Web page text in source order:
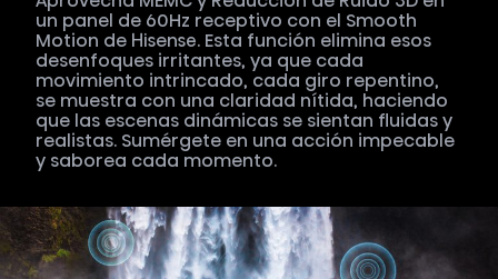
un panel de 60Hz receptivo con el Smooth
Motion de Hisense. Esta función elimina esos
desenfoques irritantes, ya que cada
movimiento intrincado, cada giro repentino,
se muestra con una claridad nítida, haciendo
que las escenas dinámicas se sientan fluidas y
realistas. Sumérgete en una acción impecable
y saborea cada momento.